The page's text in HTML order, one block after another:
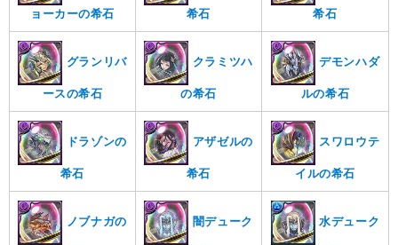
ョーカーの希石 希石 希石
グランリバ
ースの希石
クラミツハ
の希石
デモンハダ
ルの希石
ドラゾンの
希石
アザゼルの
希石
スワロウテ
イルの希石
ノブナガの 闇デューク 水デューク